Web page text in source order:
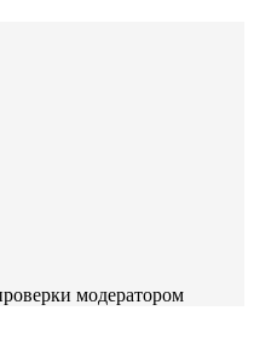
модератором